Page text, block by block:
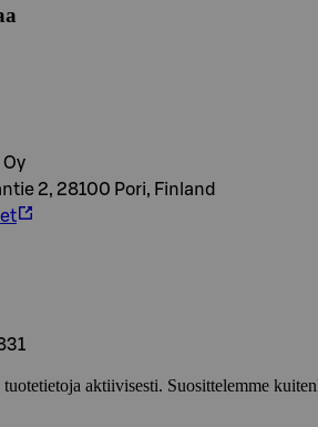
2, 28100 Pori, Finland
aktiivisesti. Suosittelemme